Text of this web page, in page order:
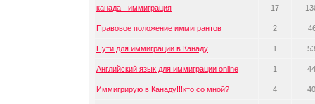
канада - иммиграция 17
Правовое положение иммигрантов 2
Пути для иммиграции в Канаду 1
Английский язык для иммиграции online 1
Иммигрирую в Канаду!!!кто со мной? 4